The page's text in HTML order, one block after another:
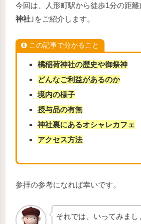
今回は、人形町駅から徒歩1分の距
神社 ｣をご紹介します。
この記事で分かること
橘稲荷神社の歴史や御祭神
どんなご利益があるのか
境内の様子
授与品の有無
神社裏にあるオシャレカフェ
アクセス方法
参拝の参考になれば幸いです。
それでは、いってみまし